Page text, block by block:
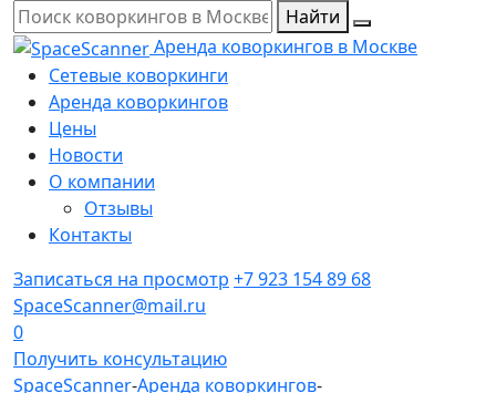
Найти
Аренда коворкингов в Москве
Сетевые коворкинги
Аренда коворкингов
Цены
Новости
О компании
Отзывы
Контакты
Записаться на просмотр +7 923 154 89 68
SpaceScanner@mail.ru
0
Получить консультацию
SpaceScanner-Аренда коворкингов-